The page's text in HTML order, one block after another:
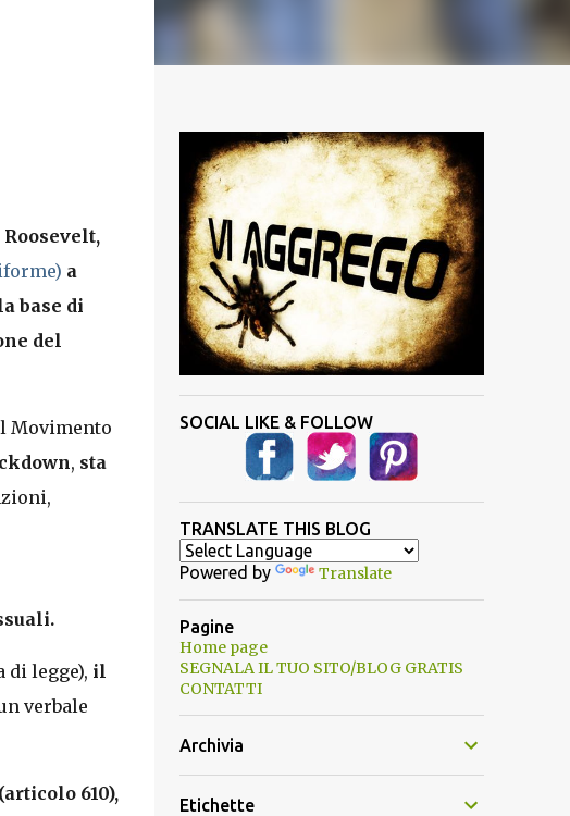
a
base di
del
Movimento
, sta
di legge), il
verbale
610),
SOCIAL LIKE & FOLLOW
TRANSLATE THIS BLOG
Powered by Translate
Pagine
Home page
SEGNALA IL TUO SITO/BLOG GRATIS
CONTATTI
Archivia
Etichette